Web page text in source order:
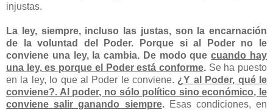
injustas.
La ley, siempre, incluso las justas, son la encarnación
de la voluntad del Poder. Porque si al Poder no le
conviene una ley, la cambia. De modo quecuando hay
una ley, es porque el Poder está conforme.Se ha puesto
en la ley, lo que al Poder le conviene. ¿Y al Poder, qué le
conviene?. Al poder, no sólo político sino económico, le
conviene salir ganando siempre.Esas condiciones, en